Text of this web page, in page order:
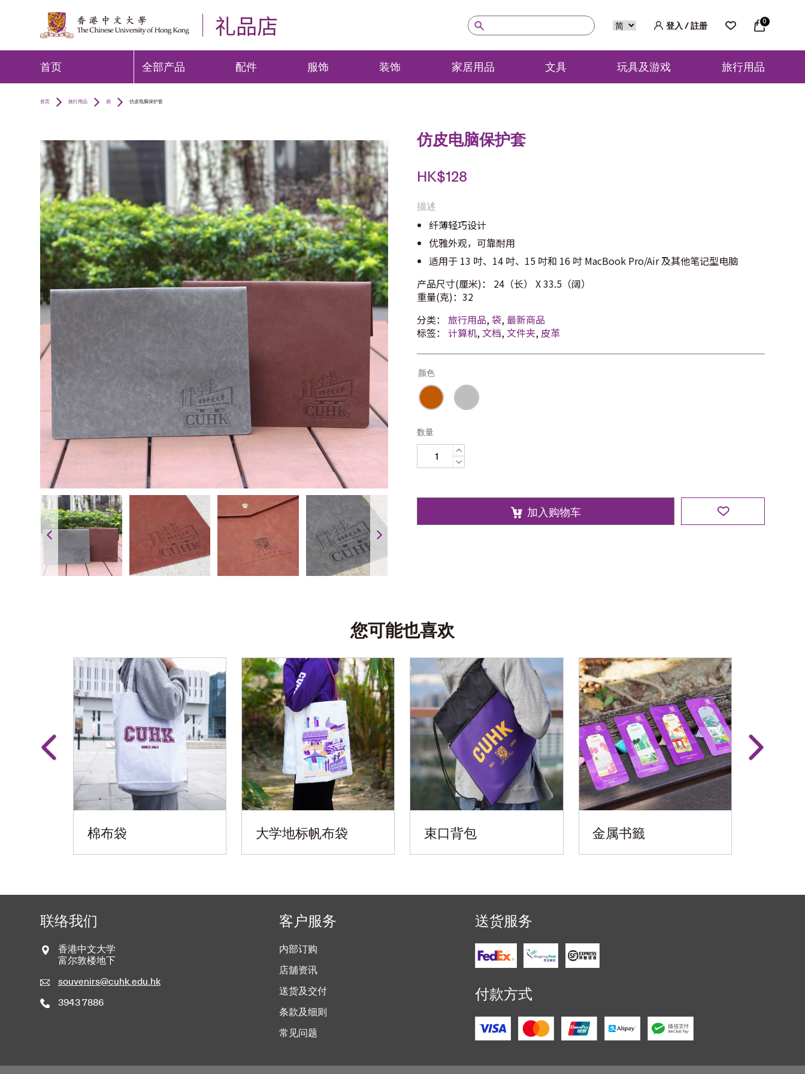
礼品店 登入 / 註册 0
首页 全部产品 配件 服饰 装饰 家居用品 文具 玩具及游戏 旅行用品
首页 旅行用品 袋 仿皮电脑保护套
仿皮电脑保护套
HK$128
描述
纤薄轻巧设计
优雅外观，可靠耐用
适用于 13 吋、14 吋、15 吋和 16 吋 MacBook Pro/Air 及其他笔记型电脑
产品尺寸(厘米)： 24（长） X 33.5（阔）
重量(克)：32
分类：旅行用品,袋,最新商品
标签：计算机,文档,文件夹, 皮革
颜色
数量
仿
保
加入购物车
您可能也喜欢
棉布袋 大学地标帆布袋 束口背包 金属书籤
联络我们
香港中文大学
富尔敦楼地下
souvenirs@cuhk.edu.hk
3943 7886
客户服务
内部订购
店舖资讯
送货及交付
条款及细则
常见问题
送货服务
付款方式